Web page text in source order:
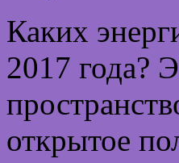
Каких
2017 года?
открытое